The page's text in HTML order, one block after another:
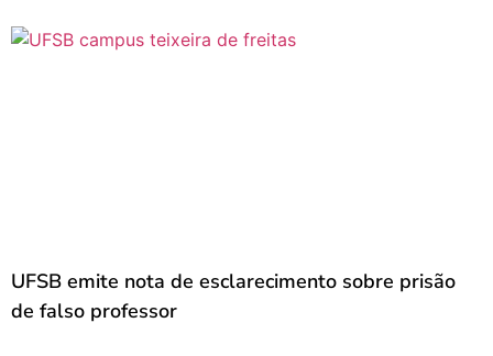
UFSB emite nota de esclarecimento sobre prisão
de falso professor